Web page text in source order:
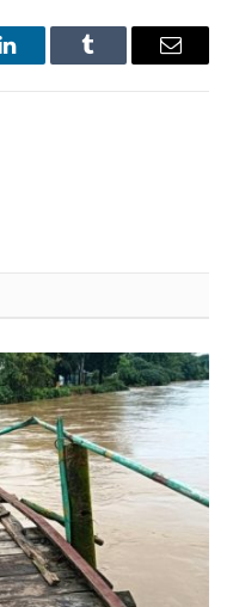
LinkedInTumblr Email